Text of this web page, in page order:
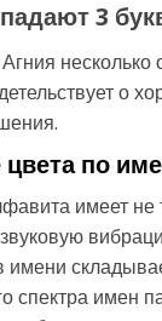
3
несколько
о
по
имеет не
имени
спектра имен